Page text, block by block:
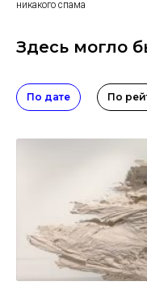
никакого спама
Здесь могло
По дате По